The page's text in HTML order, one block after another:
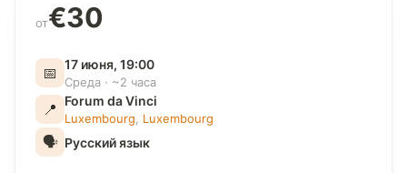
от€30
📅 17 июня, 19:00
Среда · ~2 часа
📍 Forum da Vinci
Luxembourg Luxembourg
🗣 Русский язык